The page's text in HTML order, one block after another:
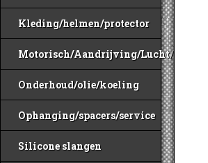
Kleding/helmen/protector
Motorisch/Aandrijving/Lucht/Benzine
Onderhoud/olie/koeling
Ophanging/spacers/service
Silicone slangen